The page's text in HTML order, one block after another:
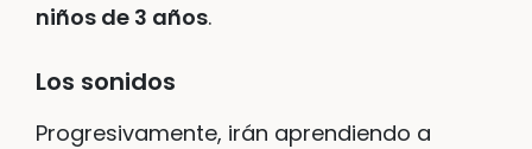
niños de 3 años.
Los sonidos
Progresivamente, irán aprendiendo a